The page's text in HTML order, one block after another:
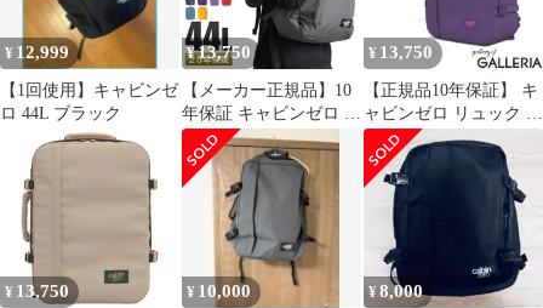
ラー2 [CAB-9]
¥ 12,999
【1回使用】キャビンゼ
ロ 44L ブラック
¥13,750
【メーカー正規品】10
年保証 キャビンゼロ ク
ラシック リュック 44L
機内持ち込み 大容量 旅
行 通勤 通学 バックパ
ック メンズ レディース
CABIN ZERO CLASSIC
44、ブラックサンド
¥ 13,750
【正規品10年保証】 キ
ャビンゼロ リュック メ
ンズ レディース バック
パック 大容量
CABINZERO カジュア
ル リュックサック A3
B4 A4 機内持ち込み 撥
水 オコバン Okoban 軽
量 CLASSIC 44L
SolaceSky
¥ 13,750 ¥ 10,000 ¥8,000